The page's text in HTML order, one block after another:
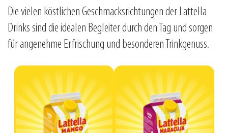
Die vielen köstlichen Geschmacksrichtungen der Lattella
Drinks sind die idealen Begleiter durch den Tag und sorgen
für angenehme Erfrischung und besonderen Trinkgenuss.